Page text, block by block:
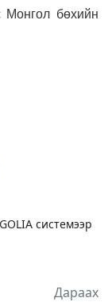
Монгол бөхийн
системээр
Дараах